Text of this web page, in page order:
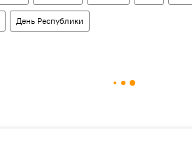
День Республики